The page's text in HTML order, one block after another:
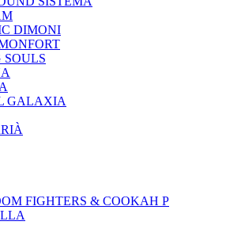
DIMONI
SOULS
GALAXIA
FIGHTERS & COOKAH P